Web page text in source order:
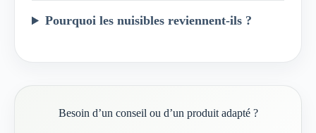
Pourquoi les nuisibles reviennent-ils ?
Besoin d’un conseil ou d’un produit adapté ?